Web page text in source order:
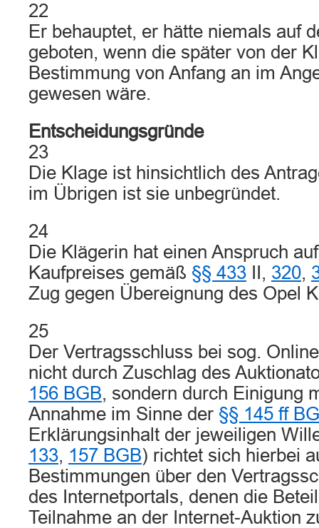
22
Er behauptet, er hätte niemals auf
geboten, wenn die später von der
Bestimmung von Anfang an im
gewesen wäre.
Entscheidungsgründe
23
Die Klage ist hinsichtlich des
im Übrigen ist sie unbegründet.
24
Die Klägerin hat einen Anspruch
Kaufpreises gemäß §§ 433 II, 320,
Zug gegen Übereignung des Opel
25
Der Vertragsschluss bei sog.
nicht durch Zuschlag des
156 BGB, sondern durch Einigung
Annahme im Sinne der §§ 145 ff
Erklärungsinhalt der jeweiligen
133, 157 BGB) richtet sich hierbei
Bestimmungen über den
des Internetportals, denen die
Teilnahme an der Internet-Auktion